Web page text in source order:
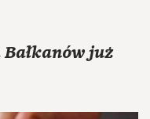
już